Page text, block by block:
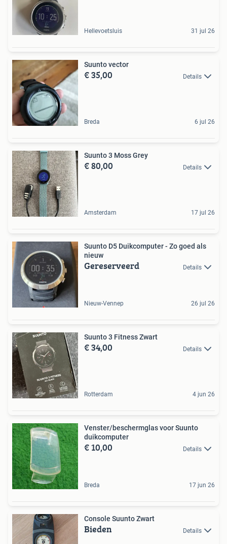
Hellevoetsluis 31 jul 26
Suunto vector
€ 35,00 Details
Breda 6 jul 26
Suunto 3 Moss Grey
€ 80,00 Details
Amsterdam 17 jul 26
Suunto D5 Duikcomputer - Zo goed als
nieuw
Gereserveerd Details
Nieuw-Vennep 26 jul 26
Suunto 3 Fitness Zwart
€ 34,00 Details
Rotterdam 4 jun 26
Venster/beschermglas voor Suunto
duikcomputer
€ 10,00 Details
Breda 17 jun 26
Console Suunto Zwart
Bieden Details